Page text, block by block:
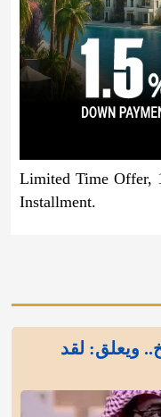
Limited Time Offer,
Installment.
ويعلق: لقد